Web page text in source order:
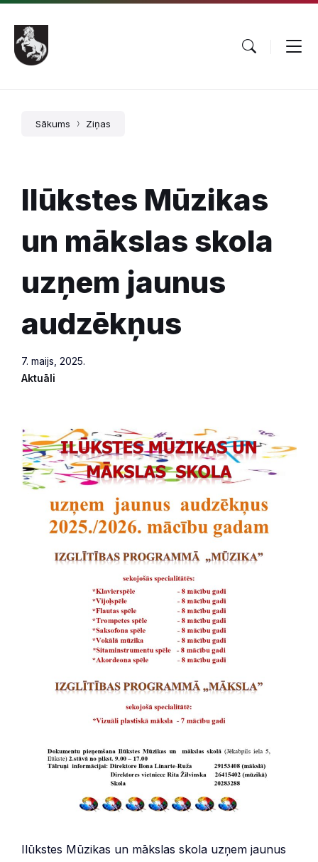
Pāriet
saturu
Skip
main
navigation
Skip
footer
Sākums Ziņas
Ilūkstes Mūzikas
un mākslas skola
uzņem jaunus
audzēkņus
7. maijs, 2025.
Aktuāli
Ilūkstes Mūzikas un mākslas skola uzņem jaunus